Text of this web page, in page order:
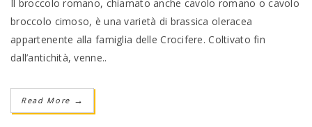
Il broccolo romano, chiamato anche cavolo romano o cavolo
broccolo cimoso, è una varietà di brassica oleracea
appartenente alla famiglia delle Crocifere. Coltivato fin
dall’antichità, venne..
Read More →